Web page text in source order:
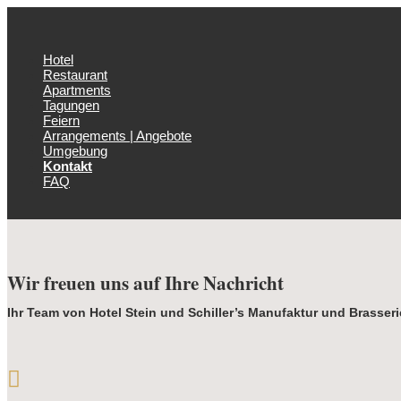
Hotel
Restaurant
Apartments
Tagungen
Feiern
Arrangements | Angebote
Umgebung
Kontakt
FAQ
Wir freuen uns auf Ihre Nachricht
Ihr Team von Hotel Stein und Schiller’s Manufaktur und
